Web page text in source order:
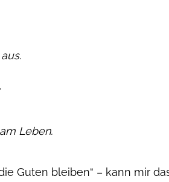
Leben.
Guten bleiben“ – kann mir